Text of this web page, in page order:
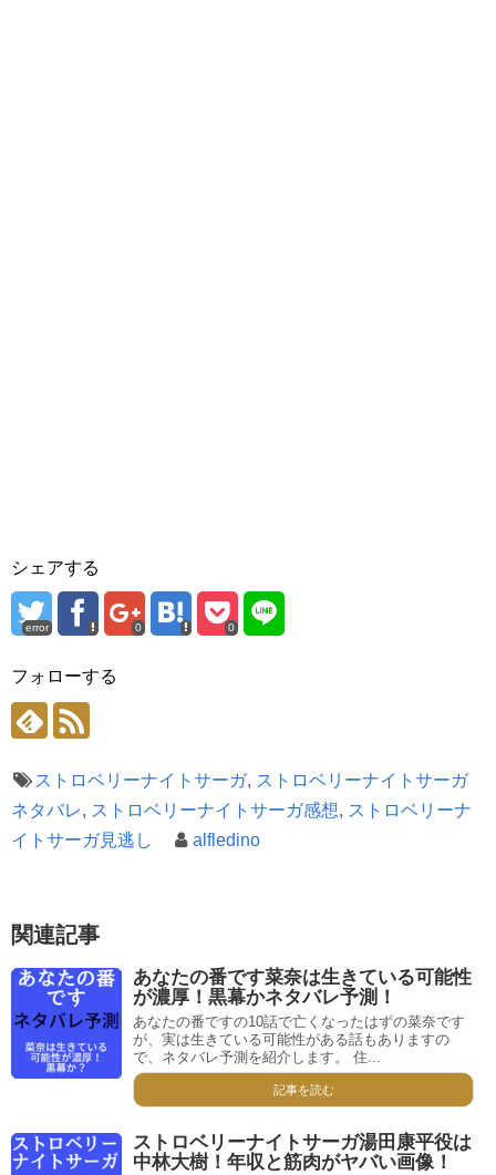
シェアする
error 0 0
フォローする
ストロベリーナイトサーガ, ストロベリーナイトサーガ
ネタバレ, ストロベリーナイトサーガ感想, ストロベリーナ
イトサーガ見逃し
alfledino
関連記事
あなたの番です菜奈は生きている可能性
が濃厚！黒幕かネタバレ予測！
あなたの番ですの10話で亡くなったはずの菜奈です
が、実は生きている可能性がある話もありますの
で、ネタバレ予測を紹介します。 住...
記事を読む
ストロベリーナイトサーガ湯田康平役は
中林大樹！年収と筋肉がヤバい画像！